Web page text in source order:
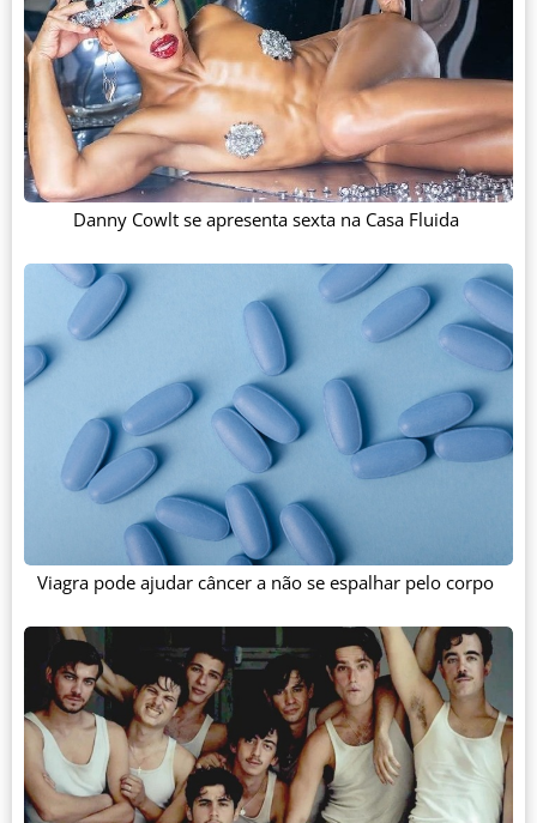
Danny Cowlt se apresenta sexta na Casa Fluida
Viagra pode ajudar câncer a não se espalhar pelo corpo